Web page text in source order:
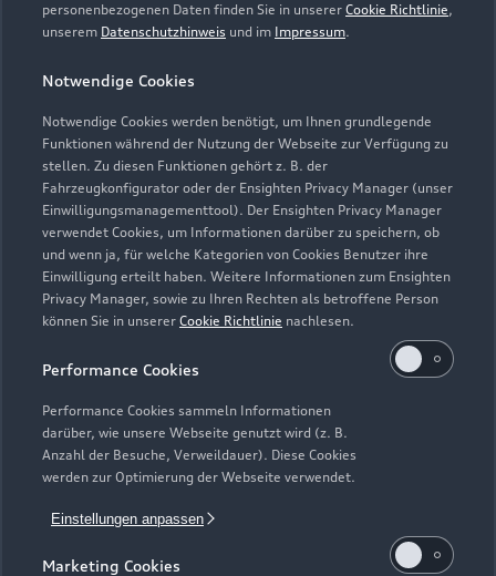
personenbezogenen Daten finden Sie in unserer Cookie Richtlinie,
unserem Datenschutzhinweis und im Impressum.
Notwendige Cookies
Notwendige Cookies werden benötigt, um Ihnen grundlegende
Funktionen während der Nutzung der Webseite zur Verfügung zu
stellen. Zu diesen Funktionen gehört z. B. der
Fahrzeugkonfigurator oder der Ensighten Privacy Manager (unser
Einwilligungsmanagementtool). Der Ensighten Privacy Manager
verwendet Cookies, um Informationen darüber zu speichern, ob
und wenn ja, für welche Kategorien von Cookies Benutzer ihre
Einwilligung erteilt haben. Weitere Informationen zum Ensighten
Privacy Manager, sowie zu Ihren Rechten als betroffene Person
können Sie in unserer Cookie Richtlinie nachlesen.
Performance Cookies
Performance Cookies sammeln Informationen
darüber, wie unsere Webseite genutzt wird (z. B.
Anzahl der Besuche, Verweildauer). Diese Cookies
werden zur Optimierung der Webseite verwendet.
Einstellungen anpassen
Marketing Cookies
Kontaktdaten herunterladen
Öffnungszeiten
Service
Geschlossen, öffnet amMontag 07:00
Teile- & Zubehörverkauf
Geschlossen,öffnet amMontag 07:00